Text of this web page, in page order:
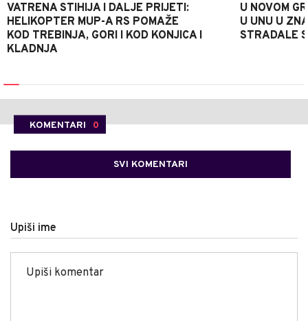
VATRENA STIHIJA I DALJE PRIJETI:
HELIKOPTER MUP-A RS POMAŽE
KOD TREBINJA, GORI I KOD KONJICA I
KLADNJA
U NOVOM
U UNU U
STRADALE
KOMENTARI 0
SVI KOMENTARI
Upiši ime